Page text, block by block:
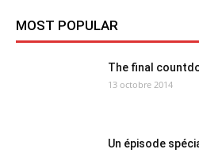
MOST POPULAR
The final
13 octobre 2014
Un épisode